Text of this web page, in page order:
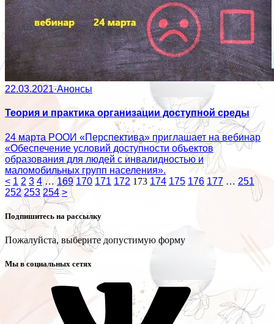
22.03.2021·Анонсы
Теория и практика организации доступной среды
24 марта РООИ «Перспектива» приглашает на вебинар
«Обеспечение условий доступности объектов
образования для людей с инвалидностью и
маломобильных групп населения».
< 1 2 3 4 … 169 170 171 172 173 174 175 176 177 … 251
252 253 254 >
Подпишитесь на рассылку
Пожалуйста, выберите допустимую форму
Мы в социальных сетях